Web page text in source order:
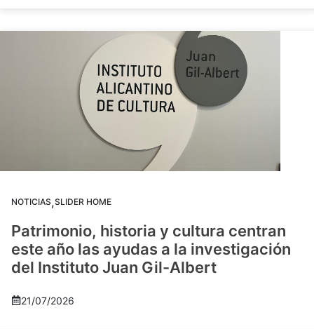
NOTICIAS,SLIDER HOME
Patrimonio, historia y cultura centran
este año las ayudas a la investigación
del Instituto Juan Gil-Albert
21/07/2026